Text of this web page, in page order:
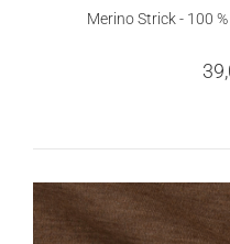
Merino Strick - 100